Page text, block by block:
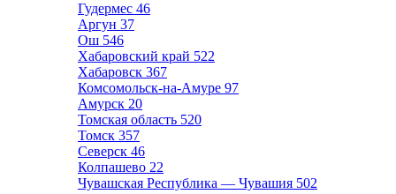
Гудермес 46
Аргун 37
Ош 546
Хабаровский край 522
Хабаровск 367
Комсомольск-на-Амуре 97
Амурск 20
Томская область 520
Томск 357
Северск 46
Колпашево 22
Чувашская Республика — Чувашия 502